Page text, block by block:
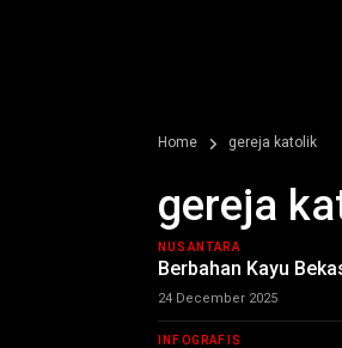
Home gereja katolik
gereja
NUSANTARA
Berbahan Kayu
24 December 2025
INFOGRAFIS